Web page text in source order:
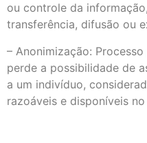
ou controle da
transferência, difusão ou
– Anonimização:
perde a possibilidade de
a um indivíduo,
razoáveis e disponíveis